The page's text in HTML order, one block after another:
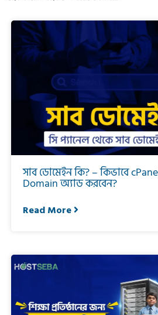
সাব ডোমেইন কি? – কিভাবে
Domain অ্যাড করবেন?
Read More